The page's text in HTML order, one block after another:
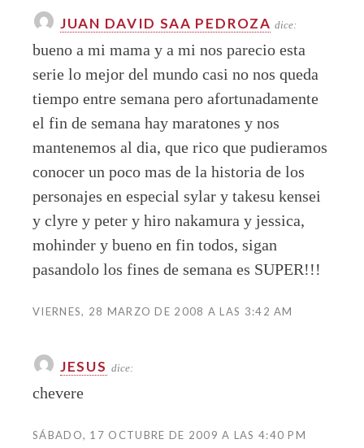
JUAN DAVID SAA PEDROZA dice:
bueno a mi mama y a mi nos parecio esta
serie lo mejor del mundo casi no nos queda
tiempo entre semana pero afortunadamente
el fin de semana hay maratones y nos
mantenemos al dia, que rico que pudieramos
conocer un poco mas de la historia de los
personajes en especial sylar y takesu kensei
y clyre y peter y hiro nakamura y jessica,
mohinder y bueno en fin todos, sigan
pasandolo los fines de semana es SUPER!!!
VIERNES, 28 MARZO DE 2008 A LAS 3:42 AM
JESUS dice:
chevere
SÁBADO, 17 OCTUBRE DE 2009 A LAS 4:40 PM